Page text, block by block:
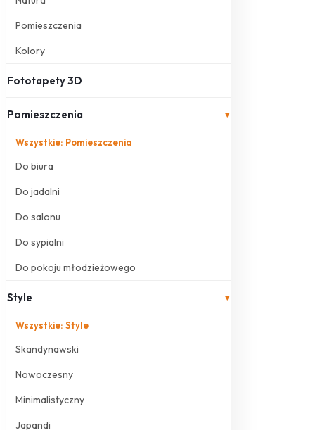
Pomieszczenia
Kolory
Fototapety 3D
Pomieszczenia ▾
Wszystkie: Pomieszczenia
Do biura
Do jadalni
Do salonu
Do sypialni
Do pokoju młodzieżowego
Style ▾
Wszystkie: Style
Skandynawski
Nowoczesny
Minimalistyczny
Japandi